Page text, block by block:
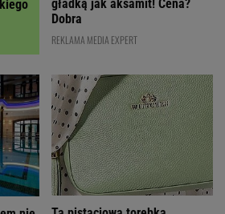
gładką jak aksamit! Cena?
Dobra
REKLAMA MEDIA EXPERT